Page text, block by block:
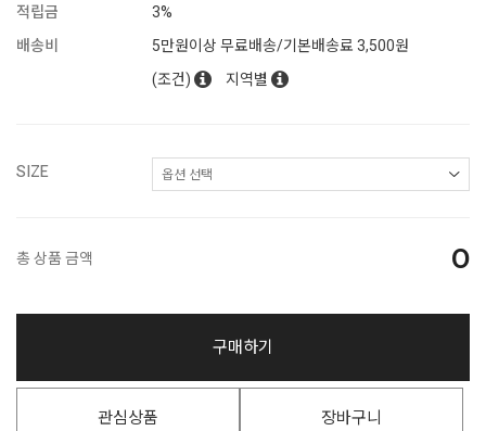
적립금
3%
배송비
5만원이상 무료배송/기본배송료 3,500원
(조건)
지역별
SIZE
총 상품 금액 0
구매하기
관심상품 장바구니